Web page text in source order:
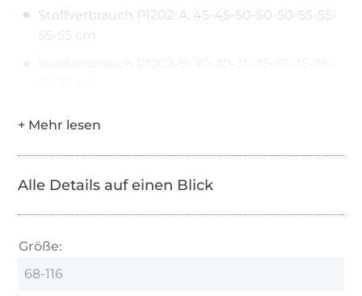
Stoffverbrauch P1202-A: 45-45-50-50-50-55-55-
55-55 cm
Alle Details auf einen Blick
Größe:
68-116